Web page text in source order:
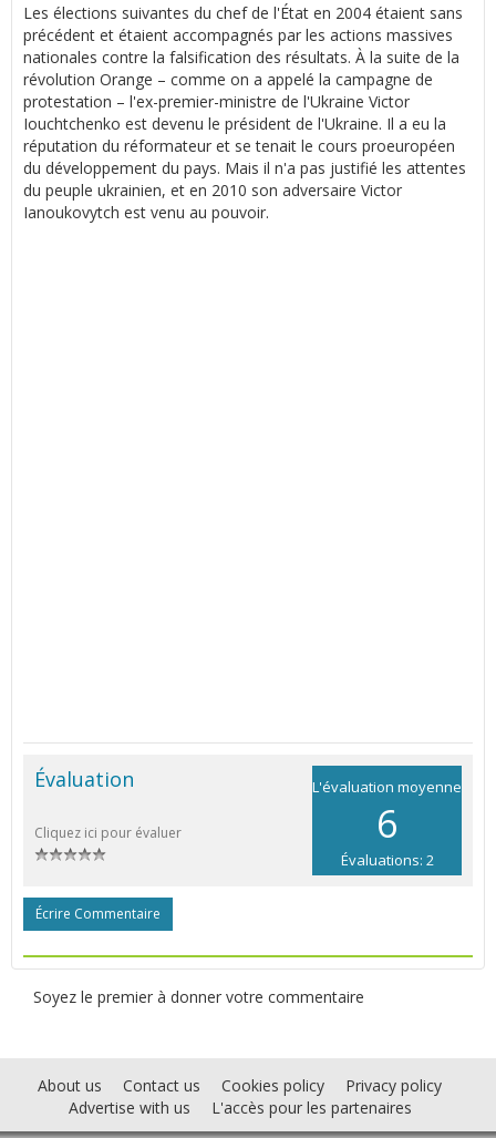
Les élections suivantes du chef de l'État en 2004 étaient sans
précédent et étaient accompagnés par les actions massives
nationales contre la falsification des résultats. À la suite de la
révolution Orange – comme on a appelé la campagne de
protestation – l'ex-premier-ministre de l'Ukraine Victor
Iouchtchenko est devenu le président de l'Ukraine. Il a eu la
réputation du réformateur et se tenait le cours proeuropéen
du développement du pays. Mais il n'a pas justifié les attentes
du peuple ukrainien, et en 2010 son adversaire Victor
Ianoukovytch est venu au pouvoir.
L'évaluation moyenne
6
Évaluations: 2
Évaluation
Cliquez ici pour évaluer
Écrire Commentaire
Soyez le premier à donner votre commentaire
About us Contact us Cookies policy
Privacy policy
Advertise with us
L'accès pour les partenaires